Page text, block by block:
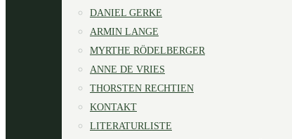
DANIEL GERKE
ARMIN LANGE
MYRTHE RÖDELBERGER
ANNE DE VRIES
THORSTEN RECHTIEN
KONTAKT
LITERATURLISTE